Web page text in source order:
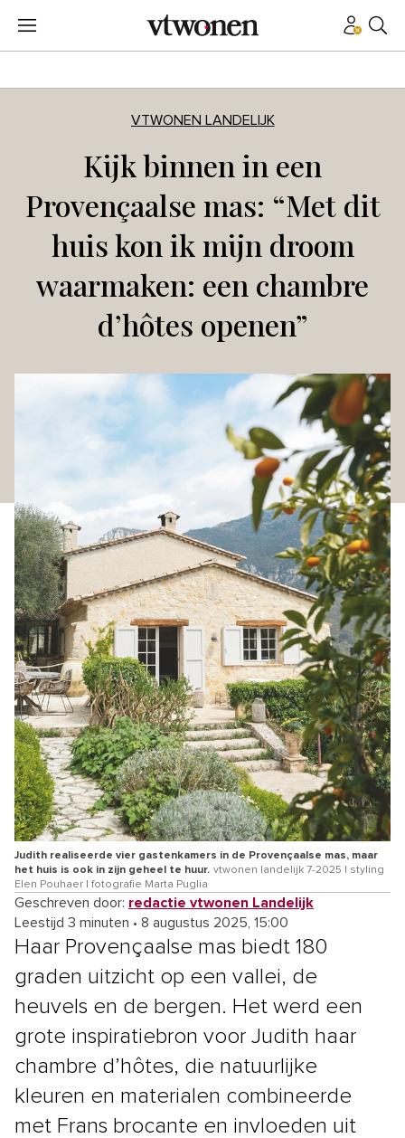
VTWONEN LANDELIJK
Kijk binnen in een
Provençaalse mas: “Met dit
huis kon ik mijn droom
waarmaken: een chambre
d’hôtes openen”
Judith realiseerde vier gastenkamers in de Provençaalse mas, maar
het huis is ook in zijn geheel te huur. vtwonen landelijk 7-2025 | styling
Elen Pouhaer | fotografie Marta Puglia
Geschreven door: redactie vtwonen Landelijk
Leestijd 3 minuten • 8 augustus 2025, 15:00
Haar Provençaalse mas biedt 180
graden uitzicht op een vallei, de
heuvels en de bergen. Het werd een
grote inspiratiebron voor Judith haar
chambre d’hôtes, die natuurlijke
kleuren en materialen combineerde
met Frans brocante en invloeden uit